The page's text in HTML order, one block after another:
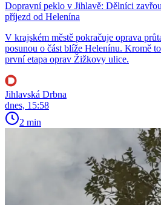
Dopravní peklo v Jihlavě: Dělníci
příjezd od Helenína
V krajském městě pokračuje oprava
posunou o část blíže Helenínu. Kromě
první etapa oprav Žižkovy ulice.
Jihlavská Drbna
dnes, 15:58
2 min